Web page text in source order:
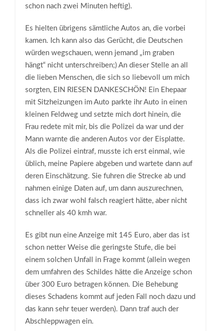
schon nach zwei Minuten heftig).
Es hielten übrigens sämtliche Autos an, die vorbei
kamen. Ich kann also das Gerücht, die Deutschen
würden wegschauen, wenn jemand „im graben
hängt“ nicht unterschreiben;) An dieser Stelle an all
die lieben Menschen, die sich so liebevoll um mich
sorgten, EIN RIESEN DANKESCHÖN! Ein Ehepaar
mit Sitzheizungen im Auto parkte ihr Auto in einen
kleinen Feldweg und setzte mich dort hinein, die
Frau redete mit mir, bis die Polizei da war und der
Mann warnte die anderen Autos vor der Eisplatte.
Als die Polizei eintraf, musste ich erst einmal, wie
üblich, meine Papiere abgeben und wartete dann auf
deren Einschätzung. Sie fuhren die Strecke ab und
nahmen einige Daten auf, um dann auszurechnen,
dass ich zwar wohl falsch reagiert hätte, aber nicht
schneller als 40 kmh war.
Es gibt nun eine Anzeige mit 145 Euro, aber das ist
schon netter Weise die geringste Stufe, die bei
einem solchen Unfall in Frage kommt (allein wegen
dem umfahren des Schildes hätte die Anzeige schon
über 300 Euro betragen können. Die Behebung
dieses Schadens kommt auf jeden Fall noch dazu und
das kann sehr teuer werden). Dann traf auch der
Abschleppwagen ein.